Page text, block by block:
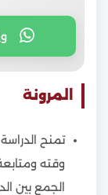
المرونة
تمنح
وقته
الجمع بين